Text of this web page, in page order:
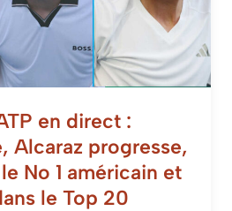
en direct :
Alcaraz progresse,
No 1 américain et
le Top 20